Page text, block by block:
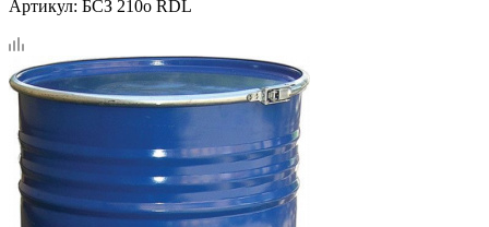
Артикул: БСЗ 210о RDL